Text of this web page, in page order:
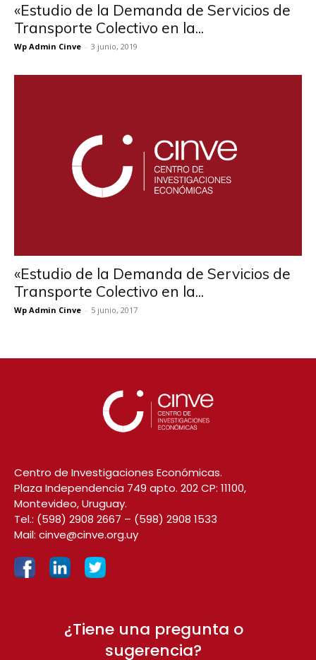
«Estudio de la Demanda de Servicios de
Transporte Colectivo en la...
Wp Admin Cinve - 3 junio, 2019
«Estudio de la Demanda de Servicios de
Transporte Colectivo en la...
Wp Admin Cinve - 5 junio, 2017
Centro de Investigaciones Económicas.
Plaza Independencia 749 apto. 202 CP: 11100,
Montevideo, Uruguay.
Tel.: (598) 2908 2667 – (598) 2908 1533
Mail: cinve@cinve.org.uy
¿Tiene una pregunta o
sugerencia?